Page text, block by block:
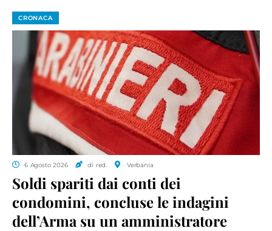
CRONACA
6 Agosto 2026 di red. Verbania
Soldi spariti dai conti dei
condomini, concluse le indagini
dell’Arma su un amministratore